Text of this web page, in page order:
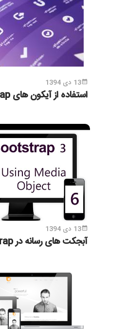
13 دی 1394
استفاده از آیکون های Bootstrap
13 دی 1394
آبجکت های رسانه در Bootstrap